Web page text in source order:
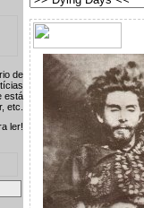
de
está
etc.
ler!